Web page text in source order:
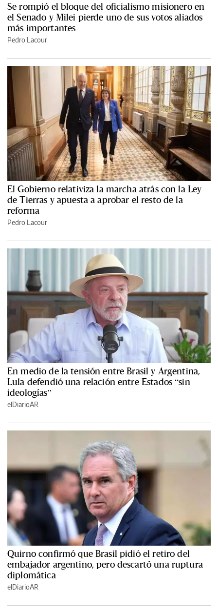
Se rompió el bloque del oficialismo misionero en
el Senado y Milei pierde uno de sus votos aliados
más importantes
Pedro Lacour
El Gobierno relativiza la marcha atrás con la Ley
de Tierras y apuesta a aprobar el resto de la
reforma
Pedro Lacour
En medio de la tensión entre Brasil y Argentina,
Lula defendió una relación entre Estados “sin
ideologías”
elDiarioAR
Quirno confirmó que Brasil pidió el retiro del
embajador argentino, pero descartó una ruptura
diplomática
elDiarioAR